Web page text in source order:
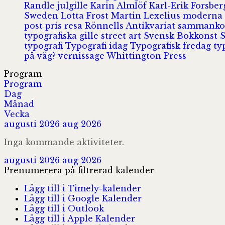
Randle julgille Karin Almlöf Karl-Erik
Sweden Lotta Frost Martin Lexelius moderna
post pris resa Rönnells Antikvariat
typografiska gille street art Svensk Bokkonst
typografi Typografi idag Typografisk fredag
på väg?vernissage Whittington Press
Program
Program
Dag
Månad
Vecka
augusti 2026 aug 2026
Inga kommande aktiviteter.
augusti 2026 aug 2026
Prenumerera på filtrerad kalender
Lägg till i Timely-kalender
Lägg till i Google Kalender
Lägg till i Outlook
Lägg till i Apple Kalender